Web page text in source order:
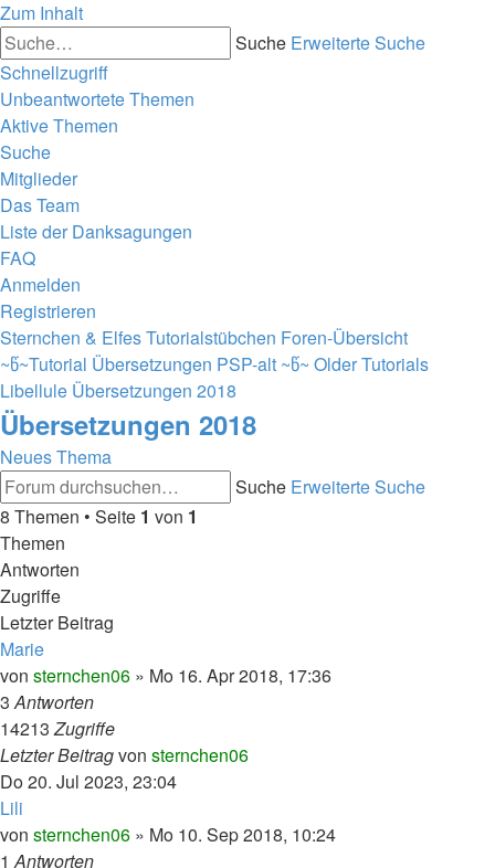
Zum Inhalt
Suche Erweiterte Suche
Schnellzugriff
Unbeantwortete Themen
Aktive Themen
Suche
Mitglieder
Das Team
Liste der Danksagungen
FAQ
Anmelden
Registrieren
Sternchen & Elfes Tutorialstübchen Foren-Übersicht
~წ~Tutorial Übersetzungen PSP-alt ~წ~ Older Tutorials
Libellule Übersetzungen 2018
Übersetzungen 2018
Neues Thema
Suche Erweiterte Suche
8 Themen • Seite 1 von 1
Themen
Antworten
Zugriffe
Letzter Beitrag
Marie
von sternchen06 » Mo 16. Apr 2018, 17:36
3Antworten
14213Zugriffe
Letzter Beitragvon sternchen06
Do 20. Jul 2023, 23:04
Lili
von sternchen06 » Mo 10. Sep 2018, 10:24
1Antworten